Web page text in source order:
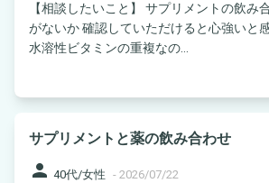
【相談したいこと】 サプリメントの飲み
がないか 確認していただけると心強いと
水溶性ビタミンの重複なの...
サプリメントと薬の飲み合わせ
person 40代/女性 - 2026/07/22